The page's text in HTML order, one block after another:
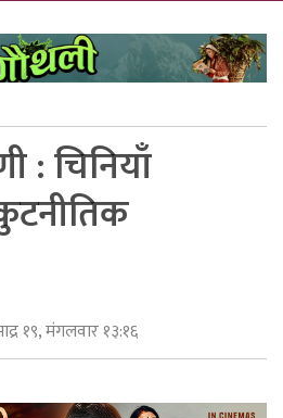
: चिनियाँ
१९, मंगलवार १३:१६